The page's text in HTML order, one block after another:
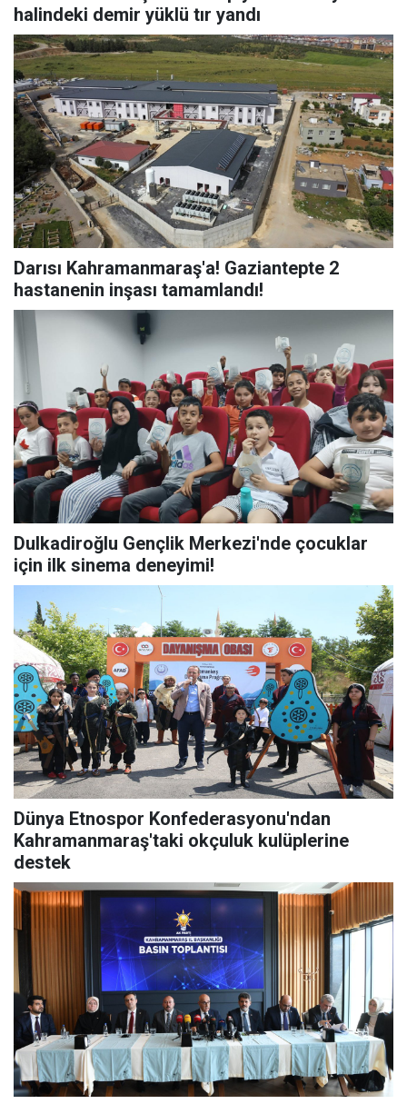
halindeki demir yüklü tır yandı
Darısı Kahramanmaraş'a! Gaziantepte 2
hastanenin inşası tamamlandı!
Dulkadiroğlu Gençlik Merkezi'nde çocuklar
için ilk sinema deneyimi!
Dünya Etnospor Konfederasyonu'ndan
Kahramanmaraş'taki okçuluk kulüplerine
destek